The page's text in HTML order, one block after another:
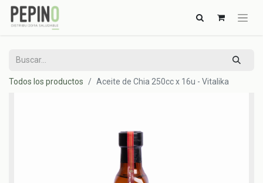
Todos los productos Aceite de Chia 250cc x 16u - Vitalika